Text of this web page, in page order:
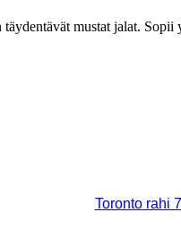
mustat jalat.
Toronto rahi